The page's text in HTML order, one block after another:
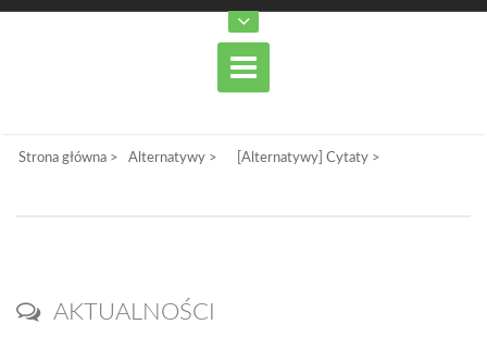
Strona główna > Alternatywy > [Alternatywy] Cytaty >
AKTUALNOŚCI